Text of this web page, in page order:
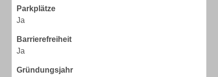
Parkplätze
Ja
Barrierefreiheit
Ja
Gründungsjahr